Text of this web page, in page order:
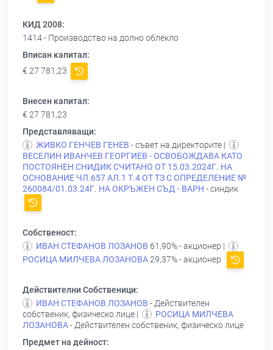
КИД 2008:
1414 - Производство на долно облекло
Вписан капитал:
€ 27 781,23
Внесен капитал:
€ 27 781,23
Представляващи:
ЖИВКО ГЕНЧЕВ ГЕНЕВ - съвет на директорите |
ВЕСЕЛИН ИВАНЧЕВ ГЕОРГИЕВ - ОСВОБОЖДАВА КАТО
ПОСТОЯНЕН СНИДИК СЧИТАНО ОТ 15.03.2024Г. НА
ОСНОВАНИЕ ЧЛ.657 АЛ.1 Т.4 ОТ ТЗ С ОПРЕДЕЛЕНИЕ №
260084/01.03.24Г. НА ОКРЪЖЕН СЪД - ВАРН - синдик
Собственост:
ИВАН СТЕФАНОВ ЛОЗАНОВ 61,90% - акционер |
РОСИЦА МИЛЧЕВА ЛОЗАНОВА29,37% - акционер
Действителни Собственици:
ИВАН СТЕФАНОВ ЛОЗАНОВ - Действителен
собственик, физическо лице |
РОСИЦА МИЛЧЕВА
ЛОЗАНОВА- Действителен собственик, физическо лице
Предмет на дейност: